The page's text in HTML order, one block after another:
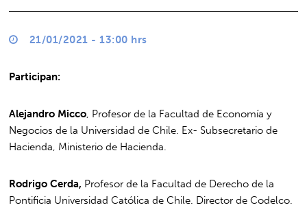
21/01/2021 - 13:00 hrs
Participan:
Alejandro Micco, Profesor de la Facultad de Economía y
Negocios de la Universidad de Chile. Ex- Subsecretario de
Hacienda, Ministerio de Hacienda.
Rodrigo Cerda, Profesor de la Facultad de Derecho de la
Pontificia Universidad Católica de Chile. Director de Codelco.